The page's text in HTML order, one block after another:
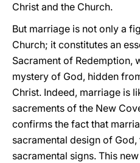
Christ and the Church.
But marriage is not only a
Church; it constitutes an
Sacrament of Redemption,
mystery of God, hidden
Christ. Indeed, marriage is
sacrements of the New
confirms the fact that
sacramental design of
sacramental signs. This